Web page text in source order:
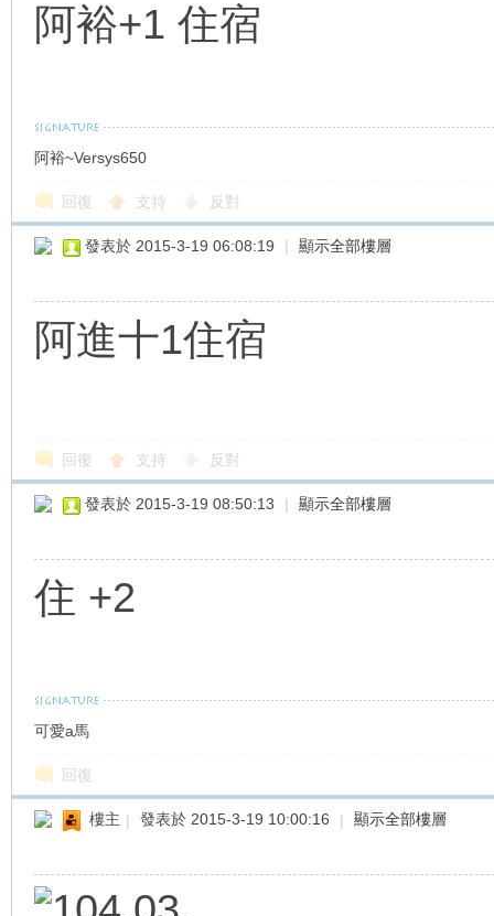
阿裕+1 住宿
阿裕~Versys650
回復 支持 反對
發表於 2015-3-19 06:08:19 | 顯示全部樓層
阿進十1住宿
回復 支持 反對
發表於 2015-3-19 08:50:13 | 顯示全部樓層
住 +2
可愛a馬
回復
樓主 | 發表於 2015-3-19 10:00:16 | 顯示全部樓層